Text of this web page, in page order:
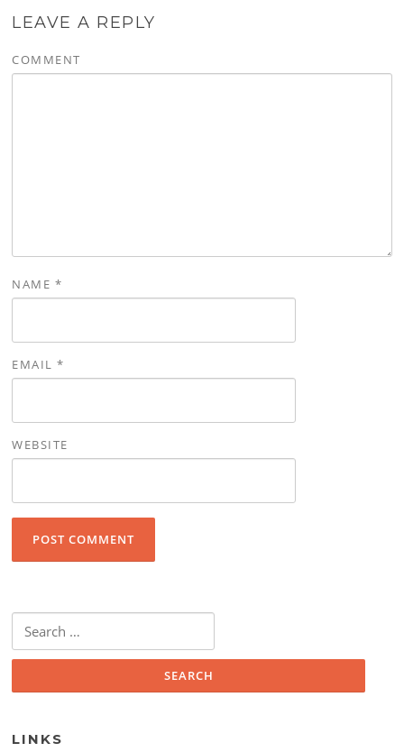
LEAVE A REPLY
COMMENT
NAME *
EMAIL*
WEBSITE
Search for:
LINKS